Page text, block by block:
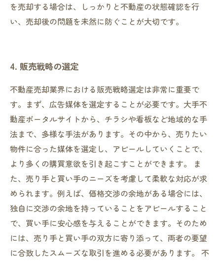
を売却する場合は、しっかりと不動産の状態確認を行
い、売却後の問題を未然に防ぐことが大切です。
4. 販売戦略の選定
不動産売却業界における販売戦略選定は非常に重要で
す。まず、広告媒体を選定することが必要です。大手不
動産ポータルサイトから、チラシや看板など地域的な手
法まで、多様な手法があります。その中から、売りたい
物件に合った媒体を選定し、アピールしていくことで、
より多くの購買意欲を引き起こすことができます。 ま
た、売り手と買い手のニーズを考慮して柔軟な対応が求
められます。例えば、価格交渉の余地がある場合には、
独自に交渉の余地を持っていることをアピールすること
で、買い手に安心感を与えることができます。そのため
には、売り手と買い手の双方に寄り添って、両者の要望
に合致したスムーズな取引を進める必要があります。 不